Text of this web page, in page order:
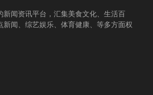
新闻资讯平台，汇集美食文化、生活百
新闻、综艺娱乐、体育健康、等多方面权